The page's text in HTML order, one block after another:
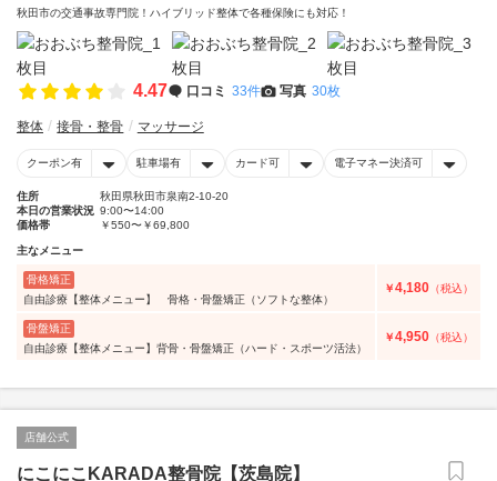
秋田市の交通事故専門院！ハイブリッド整体で各種保険にも対応！
4.47 口コミ 33件 写真 30枚
整体 接骨・整骨 マッサージ
クーポン有 駐車場有 カード可 電子マネー決済可
住所
秋田県秋田市泉南2-10-20
本日の営業状況 9:00〜14:00
価格帯
￥550〜￥69,800
主なメニュー
骨格矯正
自由診療【整体メニュー】 骨格・骨盤矯正（ソフトな整体）
￥4,180 （税込）
骨盤矯正
自由診療【整体メニュー】背骨・骨盤矯正（ハード・スポーツ活法）
￥4,950 （税込）
店舗公式
にこにこKARADA整骨院【茨島院】